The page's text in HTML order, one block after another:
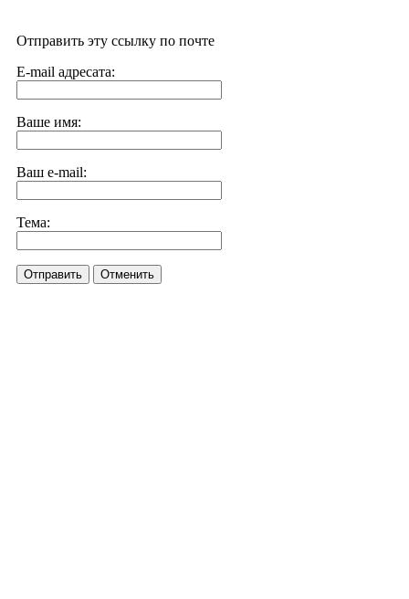
Отправить эту ссылку по почте
E-mail адресата:
Ваше имя:
Ваш e-mail:
Тема:
Отправить Отменить